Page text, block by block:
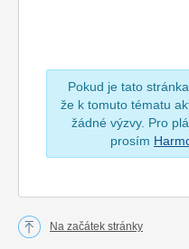
Pokud je tato
že k tomuto tématu
žádné výzvy. Pro
prosím
Na začátek stránky